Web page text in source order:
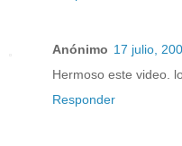
Anónimo 17 julio,
Hermoso este video.
Responder